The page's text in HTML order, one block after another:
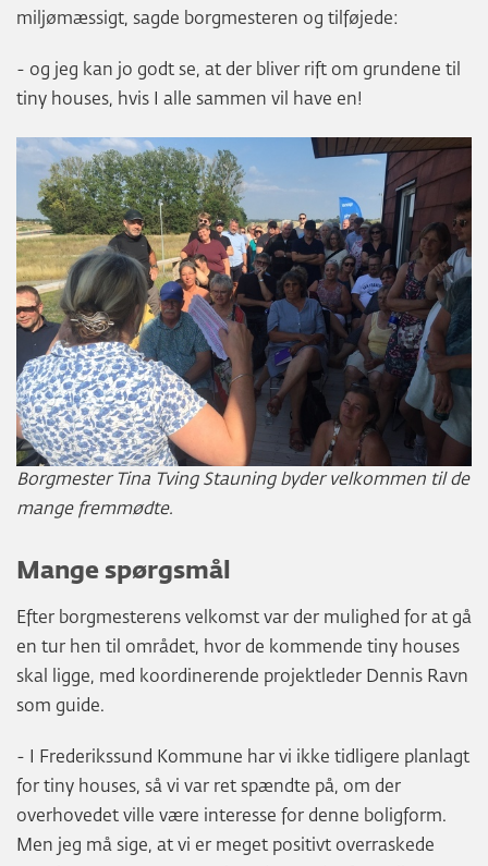
miljømæssigt, sagde borgmesteren og tilføjede:
- og jeg kan jo godt se, at der bliver rift om grundene til
tiny houses, hvis I alle sammen vil have en!
Borgmester Tina Tving Stauning byder velkommen til de
mange fremmødte.
Mange spørgsmål
Efter borgmesterens velkomst var der mulighed for at gå
en tur hen til området, hvor de kommende tiny houses
skal ligge, med koordinerende projektleder Dennis Ravn
som guide.
- I Frederikssund Kommune har vi ikke tidligere planlagt
for tiny houses, så vi var ret spændte på, om der
overhovedet ville være interesse for denne boligform.
Men jeg må sige, at vi er meget positivt overraskede